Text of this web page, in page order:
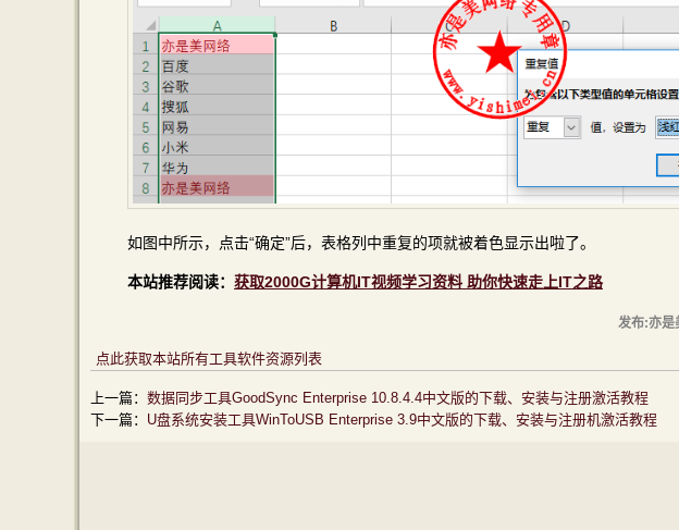
如图中所示，点击“确定”后，表格列中重复的项就被着色显示出啦了。
本站推荐阅读： 获取2000G计算机IT视频学习资料 助你快速走上IT之路
发布:亦是
点此获取本站所有工具软件资源列表
上一篇： 数据同步工具GoodSync Enterprise 10.8.4.4中文版的下载、安装与注册激活教程
下一篇： U盘系统安装工具WinToUSB Enterprise 3.9中文版的下载、安装与注册机激活教程